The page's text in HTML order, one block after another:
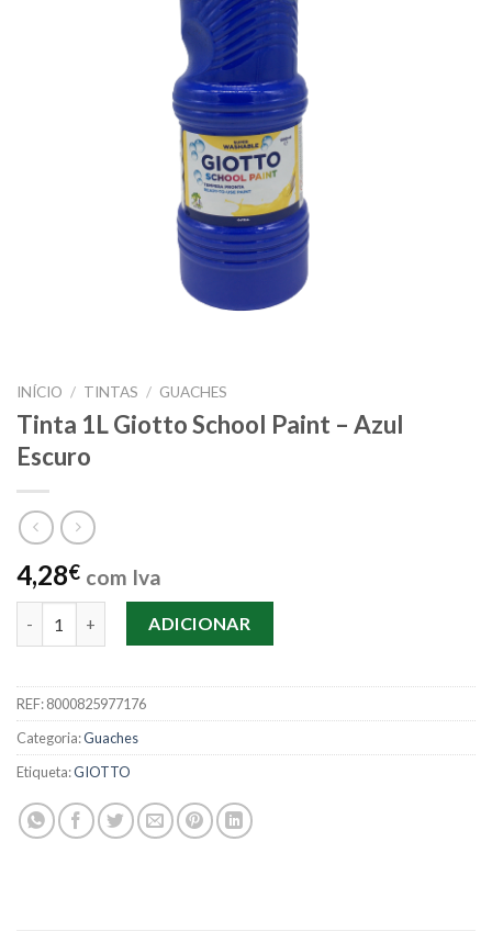
INÍCIO / TINTAS / GUACHES
Tinta 1L Giotto School Paint – Azul
Escuro
4,28€ com Iva
Quantidade de Tinta 1L Giotto School Paint - Azul Escuro
ADICIONAR
REF:8000825977176
Categoria:Guaches
Etiqueta:GIOTTO